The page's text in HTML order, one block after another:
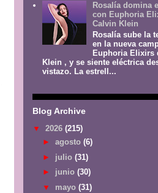
Rosalía domina
con Euphoria
Calvin Klein
Rosalía sube la
en la nueva
Euphoria Elixirs
Klein , y se siente eléctrica
vistazo. La estrell...
Blog Archive
▼ 2026 (215)
► agosto (6)
► julio (31)
► junio (30)
▼ mayo (31)